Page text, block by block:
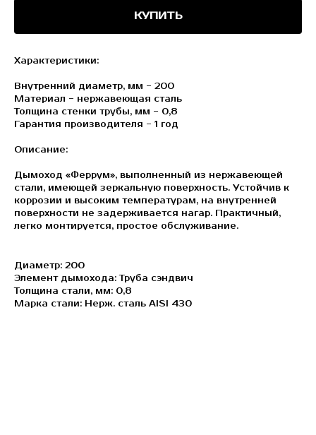
КУПИТЬ
Характеристики:
Внутренний диаметр, мм - 200
Материал - нержавеющая сталь
Толщина стенки трубы, мм - 0,8
Гарантия производителя - 1 год
Описание:
Дымоход «Феррум», выполненный из нержавеющей
стали, имеющей зеркальную поверхность. Устойчив к
коррозии и высоким температурам, на внутренней
поверхности не задерживается нагар. Практичный,
легко монтируется, простое обслуживание.
Диаметр: 200
Элемент дымохода: Труба сэндвич
Толщина стали, мм: 0,8
Марка стали: Нерж. сталь AISI 430